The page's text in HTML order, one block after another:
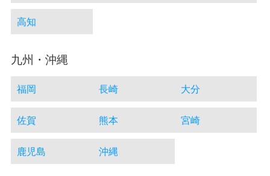
高知
九州・沖縄
福岡 長崎 大分
佐賀 熊本 宮崎
鹿児島 沖縄